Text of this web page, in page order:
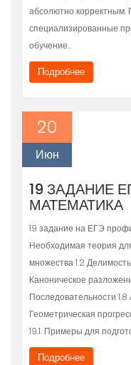
абсолютно корректным.
специализированные
обучение…
Подробнее
20
Июн
19 ЗАДАНИЕ
МАТЕМАТИКА
19 задание на ЕГЭ
Необходимая теория
множества 1.2
Каноническое
Последовательности
Геометрическая
19.1. Примеры для
Подробнее